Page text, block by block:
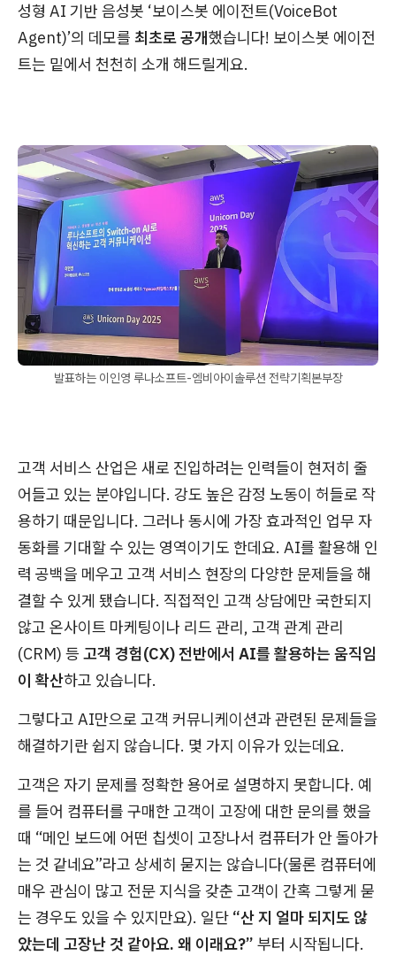
성형 AI 기반 음성봇 ‘보이스봇 에이전트(VoiceBot
Agent)’의 데모를 최초로 공개했습니다! 보이스봇 에이전
트는 밑에서 천천히 소개 해드릴게요.
발표하는 이인영 루나소프트-엠비아이솔루션 전략기획본부장
고객 서비스 산업은 새로 진입하려는 인력들이 현저히 줄
어들고 있는 분야입니다. 강도 높은 감정 노동이 허들로 작
용하기 때문입니다. 그러나 동시에 가장 효과적인 업무 자
동화를 기대할 수 있는 영역이기도 한데요. AI를 활용해 인
력 공백을 메우고 고객 서비스 현장의 다양한 문제들을 해
결할 수 있게 됐습니다. 직접적인 고객 상담에만 국한되지
않고 온사이트 마케팅이나 리드 관리, 고객 관계 관리
(CRM) 등 고객 경험(CX) 전반에서 AI를 활용하는 움직임
이 확산하고 있습니다.
그렇다고 AI만으로 고객 커뮤니케이션과 관련된 문제들을
해결하기란 쉽지 않습니다. 몇 가지 이유가 있는데요.
고객은 자기 문제를 정확한 용어로 설명하지 못합니다. 예
를 들어 컴퓨터를 구매한 고객이 고장에 대한 문의를 했을
때 “메인 보드에 어떤 칩셋이 고장나서 컴퓨터가 안 돌아가
는 것 같네요”라고 상세히 묻지는 않습니다(물론 컴퓨터에
매우 관심이 많고 전문 지식을 갖춘 고객이 간혹 그렇게 묻
는 경우도 있을 수 있지만요). 일단 “산 지 얼마 되지도 않
았는데 고장난 것 같아요. 왜 이래요?” 부터 시작됩니다.